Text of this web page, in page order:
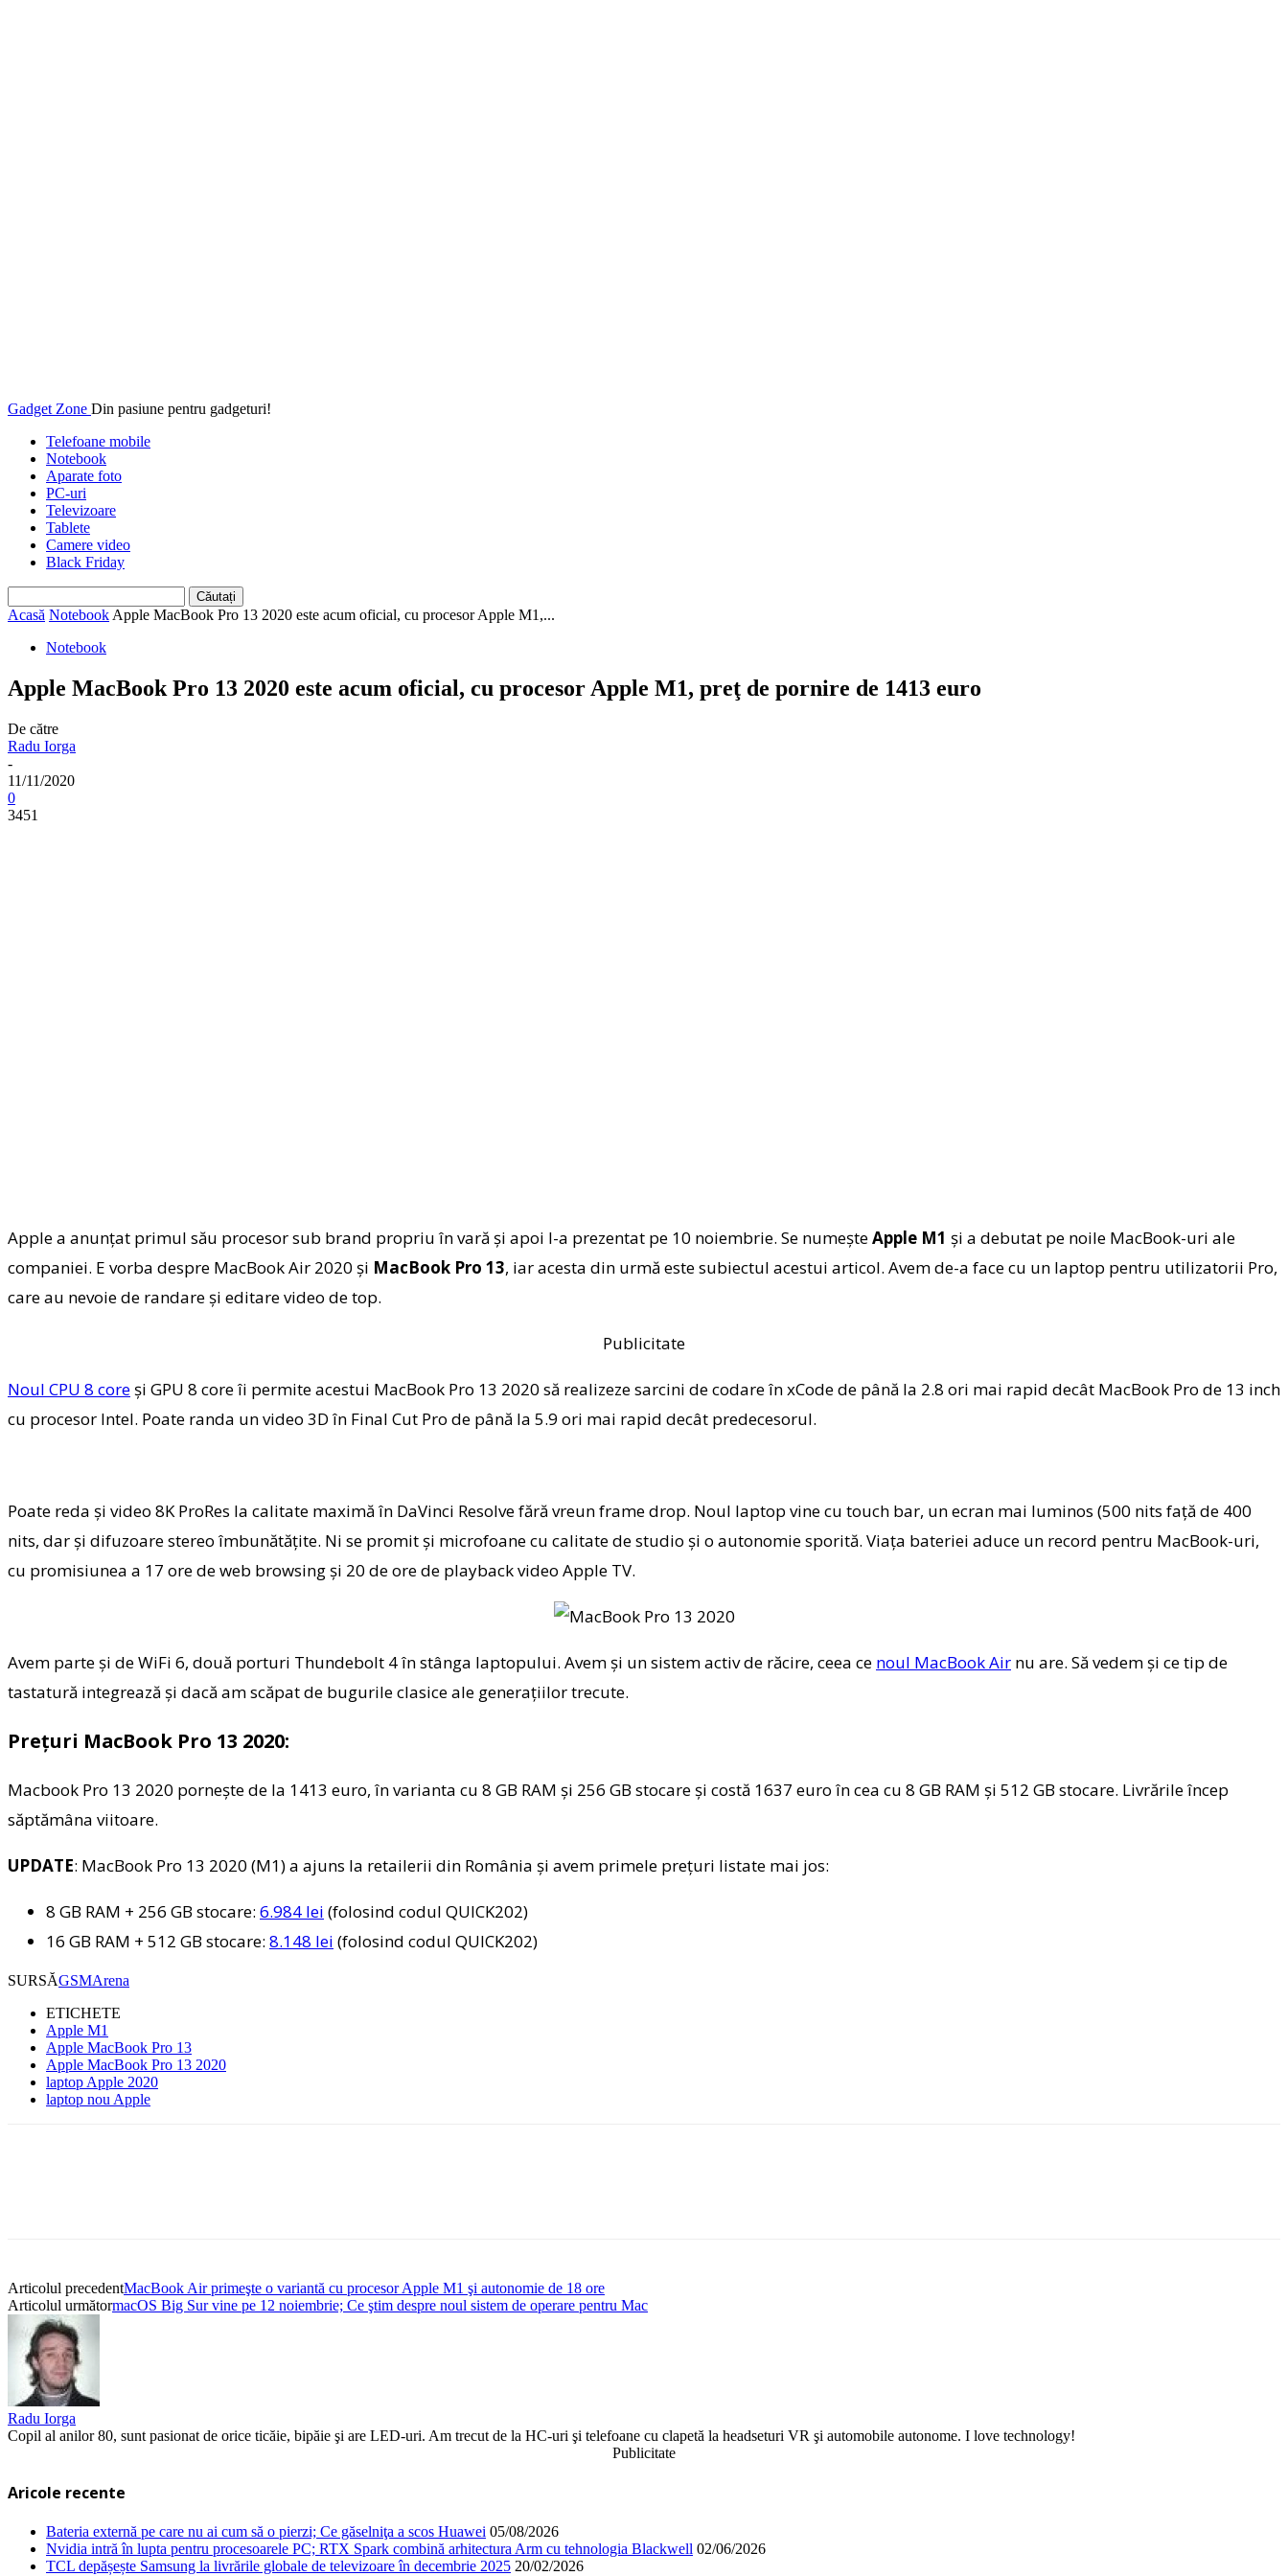
Gadget Zone Din pasiune pentru gadgeturi!
Telefoane mobile
Notebook
Aparate foto
PC-uri
Televizoare
Tablete
Camere video
Black Friday
Acasă Notebook Apple MacBook Pro 13 2020 este acum oficial, cu procesor Apple M1,...
Notebook
Apple MacBook Pro 13 2020 este acum oficial, cu procesor Apple M1, preţ de pornire de 1413 euro
De către
Radu Iorga
-
11/11/2020
0
3451
Apple a anunţat primul său procesor sub brand propriu în vară şi apoi l-a prezentat pe 10 noiembrie. Se numeşteApple M1 şi a debutat pe noile MacBook-uri ale
companiei. E vorba despre MacBook Air 2020 şi MacBook Pro 13, iar acesta din urmă este subiectul acestui articol. Avem de-a face cu un laptop pentru utilizatorii Pro,
care au nevoie de randare şi editare video de top.
Publicitate
Noul CPU 8 core şi GPU 8 core îi permite acestui MacBook Pro 13 2020 să realizeze sarcini de codare în xCode de până la 2.8 ori mai rapid decât MacBook Pro de 13 inch
cu procesor Intel. Poate randa un video 3D în Final Cut Pro de până la 5.9 ori mai rapid decât predecesorul.
Poate reda şi video 8K ProRes la calitate maximă în DaVinci Resolve fără vreun frame drop. Noul laptop vine cu touch bar, un ecran mai luminos (500 nits faţă de 400
nits, dar şi difuzoare stereo îmbunătăţite. Ni se promit şi microfoane cu calitate de studio şi o autonomie sporită. Viaţa bateriei aduce un record pentru MacBook-uri,
cu promisiunea a 17 ore de web browsing şi 20 de ore de playback video Apple TV.
Avem parte şi de WiFi 6, două porturi Thundebolt 4 în stânga laptopului. Avem şi un sistem activ de răcire, ceea ce noul MacBook Air nu are. Să vedem şi ce tip de
tastatură integrează şi dacă am scăpat de bugurile clasice ale generaţiilor trecute.
Prețuri MacBook Pro 13 2020:
Macbook Pro 13 2020 porneşte de la 1413 euro, în varianta cu 8 GB RAM şi 256 GB stocare şi costă 1637 euro în cea cu 8 GB RAM şi 512 GB stocare. Livrările încep
săptămâna viitoare.
UPDATE: MacBook Pro 13 2020 (M1) a ajuns la retailerii din România și avem primele prețuri listate mai jos:
8 GB RAM + 256 GB stocare: 6.984 lei (folosind codul QUICK202)
16 GB RAM + 512 GB stocare: 8.148 lei (folosind codul QUICK202)
SURSĂGSMArena
ETICHETE
Apple M1
Apple MacBook Pro 13
Apple MacBook Pro 13 2020
laptop Apple 2020
laptop nou Apple
Articolul precedentMacBook Air primeşte o variantă cu procesor Apple M1 şi autonomie de 18 ore
Articolul următormacOS Big Sur vine pe 12 noiembrie; Ce ştim despre noul sistem de operare pentru Mac
Radu Iorga
Copil al anilor 80, sunt pasionat de orice ticăie, bipăie şi are LED-uri. Am trecut de la HC-uri şi telefoane cu clapetă la headseturi VR şi automobile autonome. I love technology!
Publicitate
Aricole recente
Bateria externă pe care nu ai cum să o pierzi; Ce găselniţa a scos Huawei 05/08/2026
Nvidia intră în lupta pentru procesoarele PC; RTX Spark combină arhitectura Arm cu tehnologia Blackwell 02/06/2026
TCL depășește Samsung la livrările globale de televizoare în decembrie 2025 20/02/2026